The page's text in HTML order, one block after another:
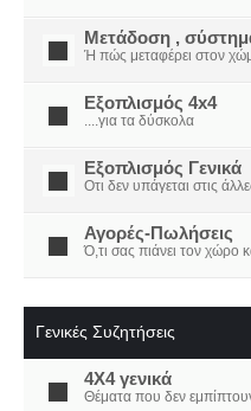
Μετάδοση ,
Ή πώς μεταφέρει στον
Εξοπλισμός 4x4
....για τα δύσκολα
Εξοπλισμός Γενικά
Οτι δεν υπάγεται στις
Αγορές-Πωλήσεις
Ό,τι σας πιάνει τον χώρο
Γενικές Συζητήσεις
4X4 γενικά
Θέματα που δεν